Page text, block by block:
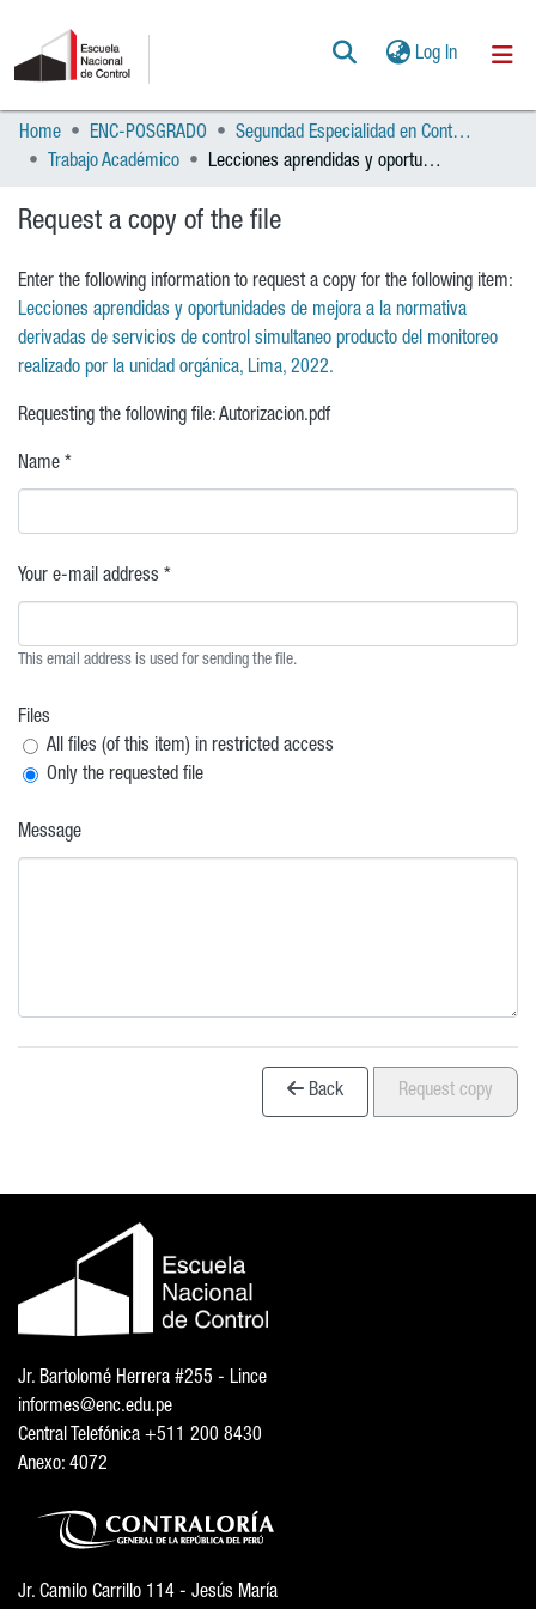
Log In(current)
Communities & Collections
Statistics
POLÍTICAS
AYUDA
CONTACTO
Home ENC-POSGRADO
Segundad Especialidad en Control Gubernamental
Trabajo Académico
Lecciones aprendidas y oportunidades de mejora a la normativa derivadas de servicios de control simultaneo producto del monitoreo realizado por la unidad orgánica, Lima, 2022.
Request a copy of the file
Enter the following information to request a copy for the following item:
Lecciones aprendidas y oportunidades de mejora a la normativa
derivadas de servicios de control simultaneo producto del monitoreo
realizado por la unidad orgánica, Lima, 2022.
Requesting the following file: Autorizacion.pdf
Name *
Your e-mail address *
This email address is used for sending the file.
Files
All files (of this item) in restricted access
Only the requested file
Message
Back Request copy
Jr. Bartolomé Herrera #255 - Lince
informes@enc.edu.pe
Central Telefónica +511 200 8430
Anexo: 4072
Jr. Camilo Carrillo 114 - Jesús María